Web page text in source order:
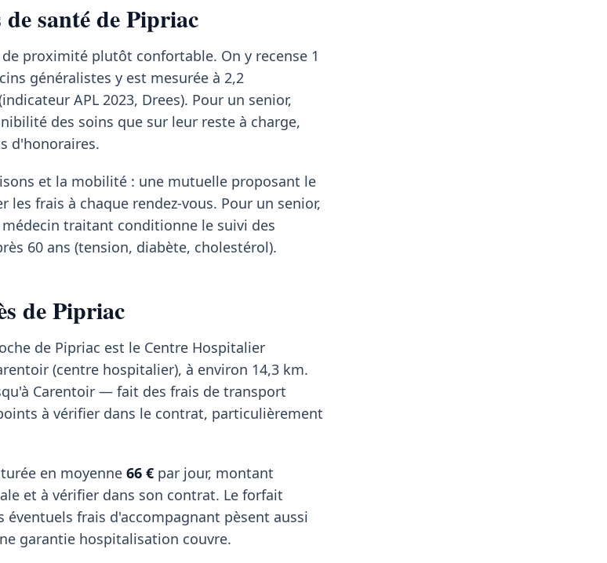
santé de Pipriac
proximité plutôt confortable. On y recense 1
généralistes y est mesurée à 2,2
APL 2023, Drees). Pour un senior,
des soins que sur leur reste à charge,
d'honoraires.
et la mobilité : une mutuelle proposant le
les frais à chaque rendez-vous. Pour un senior,
traitant conditionne le suivi des
60 ans (tension, diabète, cholestérol).
de Pipriac
de Pipriac est le Centre Hospitalier
(centre hospitalier), à environ 14,3 km.
Carentoir — fait des frais de transport
à vérifier dans le contrat, particulièrement
en moyenne 66 € par jour, montant
et à vérifier dans son contrat. Le forfait
éventuels frais d'accompagnant pèsent aussi
garantie hospitalisation couvre.